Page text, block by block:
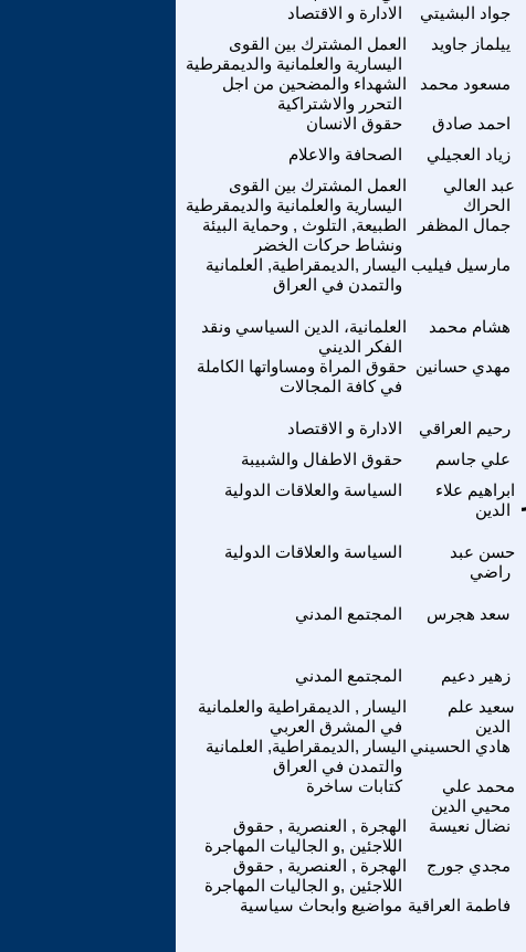
الادارة و الاقتصاد جواد البشيتي
العمل المشترك بين القوى
اليسارية والعلمانية والديمقرطية
ييلماز جاويد
الشهداء والمضحين من اجل
التحرر والاشتراكية
مسعود محمد
حقوق الانسان احمد صادق
الصحافة والاعلام
زياد العجيلي
العمل المشترك بين القوى
اليسارية والعلمانية والديمقرطية
عبد العالي
الحراك
الطبيعة, التلوث , وحماية البيئة
ونشاط حركات الخضر
جمال المظفر
اليسار ,الديمقراطية, العلمانية
والتمدن في العراق
مارسيل فيليب
العلمانية، الدين السياسي ونقد
الفكر الديني
هشام محمد
حقوق المراة ومساواتها الكاملة
في كافة المجالات
مهدي حسانين
الادارة و الاقتصاد رحيم العراقي
حقوق الاطفال والشبيبة
علي جاسم
السياسة والعلاقات الدولية
ابراهيم علاء
الدين
السياسة والعلاقات الدولية
حسن عبد
راضي
المجتمع المدني سعد هجرس
المجتمع المدني زهير دعيم
اليسار , الديمقراطية والعلمانية
في المشرق العربي
سعيد علم
الدين
اليسار ,الديمقراطية, العلمانية
والتمدن في العراق
هادي الحسيني
كتابات ساخرة
محمد علي
محيي الدين
الهجرة , العنصرية , حقوق
اللاجئين ,و الجاليات المهاجرة
نضال نعيسة
الهجرة , العنصرية , حقوق
اللاجئين ,و الجاليات المهاجرة
مجدي جورج
مواضيع وابحاث سياسية فاطمة العراقية